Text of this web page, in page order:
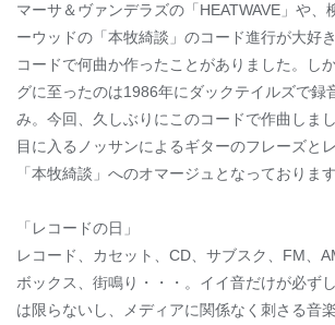
マーサ＆ヴァンデラズの「HEATWAVE」や、
ーウッドの「本牧綺談」のコード進行が大好
コードで何曲か作ったことがありました。し
グに至ったのは1986年にダックテイルズで録
み。今回、久しぶりにこのコードで作曲しま
目に入るノッサンによるギターのフレーズと
「本牧綺談」へのオマージュとなっております
「レコードの日」
レコード、カセット、CD、サブスク、FM、
ボックス、街鳴り・・・。イイ音だけが必ず
は限らないし、メディアに関係なく刺さる音